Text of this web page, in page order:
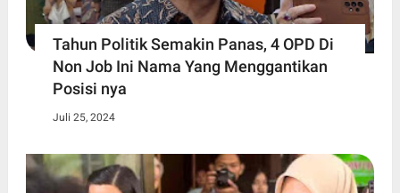
Tahun Politik Semakin Panas, 4 OPD Di
Non Job Ini Nama Yang Menggantikan
Posisi nya
Juli 25, 2024